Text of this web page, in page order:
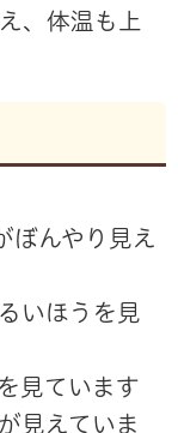
、体温も上
ぼんやり見え
いほうを見
見ています
見えていま